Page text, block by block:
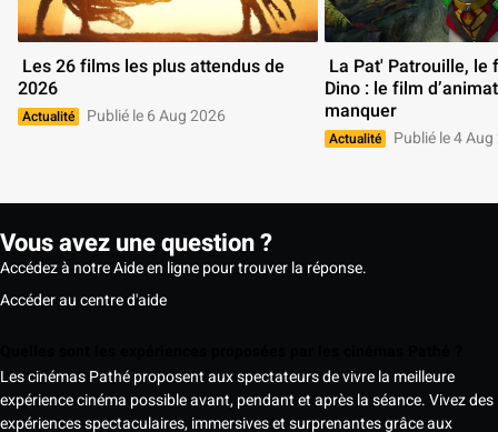
2026
Actualité Publié le 6 Aug 2026
Dino : le film
manquer
Actualité Publié le 4
Vous avez une question ?
Accédez à notre Aide en ligne pour trouver la réponse.
Accéder au centre d'aide
Les cinémas Pathé proposent aux spectateurs de vivre la meilleure
expérience cinéma possible avant, pendant et après la séance. Vivez des
expériences spectaculaires, immersives et surprenantes grâce aux